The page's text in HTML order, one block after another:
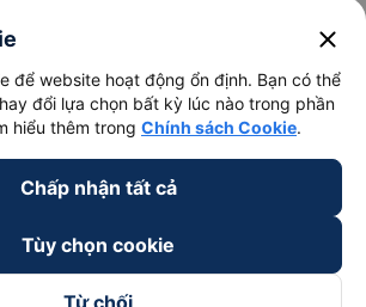
close
để website hoạt động ổn định. Bạn có thể
đổi lựa chọn bất kỳ lúc nào trong phần
hiểu thêm trong Chính sách Cookie.
Chấp nhận tất cả
Tùy chọn cookie
Từ chối